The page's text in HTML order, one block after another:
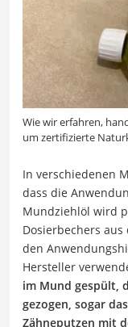
Wie wir erfahren,
um zertifizierte
In verschiedenen
dass die
Mundziehlöl wird
Dosierbechers
den
Hersteller
im Mund gespült,
gezogen, sogar
Zähneputzen mit